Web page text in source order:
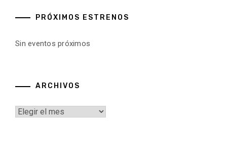
PRÓXIMOS ESTRENOS
Sin eventos próximos
ARCHIVOS
Archivos